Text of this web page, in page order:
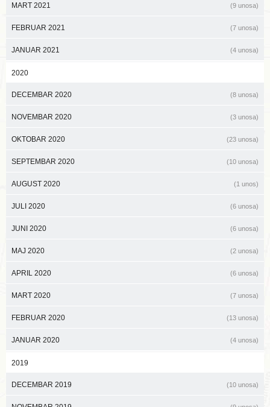
MART 2021 (9 unosa)
FEBRUAR 2021 (7 unosa)
JANUAR 2021 (4 unosa)
2020
DECEMBAR 2020 (8 unosa)
NOVEMBAR 2020 (3 unosa)
OKTOBAR 2020 (23 unosa)
SEPTEMBAR 2020 (10 unosa)
AUGUST 2020 (1 unos)
JULI 2020 (6 unosa)
JUNI 2020 (6 unosa)
MAJ 2020 (2 unosa)
APRIL 2020 (6 unosa)
MART 2020 (7 unosa)
FEBRUAR 2020 (13 unosa)
JANUAR 2020 (4 unosa)
2019
DECEMBAR 2019 (10 unosa)